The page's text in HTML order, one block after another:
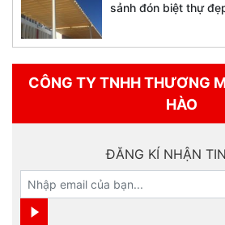
sảnh đón biệt thự
CÔNG TY TNHH THƯƠNG
HÀO
ĐĂNG KÍ NHẬN